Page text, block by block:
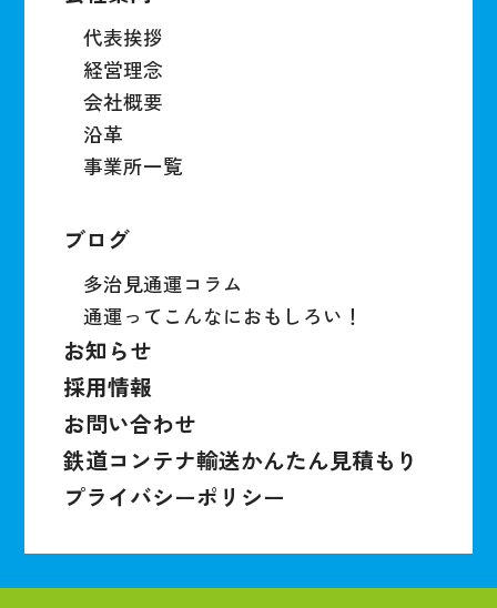
代表挨拶
経営理念
会社概要
沿革
事業所一覧
ブログ
多治見通運コラム
通運ってこんなにおもしろい！
お知らせ
採用情報
お問い合わせ
鉄道コンテナ輸送かんたん見積もり
プライバシーポリシー